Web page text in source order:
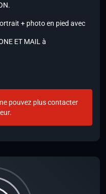
+ photo en pied avec
ET MAIL à
pouvez plus contacter